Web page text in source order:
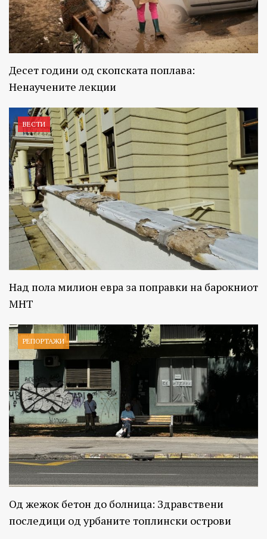
Десет години од скопската поплава:
Ненаучените лекции
ВЕСТИ
Над пола милион евра за поправки на барокниот
МНТ
РЕПОРТАЖИ
Од жежок бетон до болница: Здравствени
последици од урбаните топлински острови